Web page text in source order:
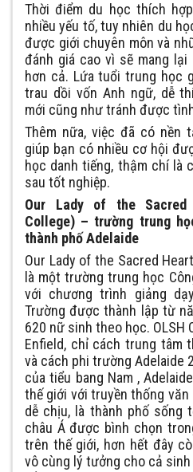
Thời điểm du học thích
nhiều yếu tố, tuy nhiên du
được giới chuyên môn và
đánh giá cao vì sẽ mang
hơn cả. Lứa tuổi trung học
trau dồi vốn Anh ngữ, dễ
mới cũng như tránh được
Thêm nữa, việc đã có nền
giúp bạn có nhiều cơ hội
học danh tiếng, thậm chí là
sau tốt nghiệp.
Our Lady of the Sacred
College) – trường trung
thành phố Adelaide
Our Lady of the Sacred
là một trường trung học
với chương trình giảng
Trường được thành lập từ
620 nữ sinh theo học. OLSH
Enfield, chỉ cách trung tâm
và cách phi trường Adelaide
của tiểu bang Nam ,
thế giới với truyền thống
dễ chịu, là thành phố sống
châu Á được bình chọn
trên thế giới, hơn hết đây
vô cùng lý tưởng cho cả